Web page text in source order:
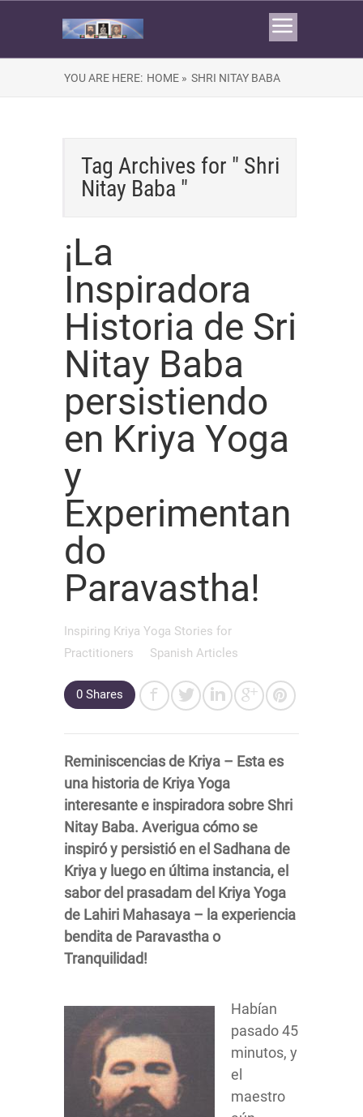
YOU ARE HERE: HOME » SHRI NITAY BABA
Tag Archives for " Shri
Nitay Baba "
¡La
Inspiradora
Historia de Sri
Nitay Baba
persistiendo
en Kriya Yoga
y
Experimentan
do
Paravastha!
Inspiring Kriya Yoga Stories for
Practitioners
Spanish Articles
0 Shares
Reminiscencias de Kriya – Esta es
una historia de Kriya Yoga
interesante e inspiradora sobre Shri
Nitay Baba. Averigua cómo se
inspiró y persistió en el Sadhana de
Kriya y luego en última instancia, el
sabor del prasadam del Kriya Yoga
de Lahiri Mahasaya – la experiencia
bendita de Paravastha o
Tranquilidad!
Habían
pasado 45
minutos, y
el
maestro